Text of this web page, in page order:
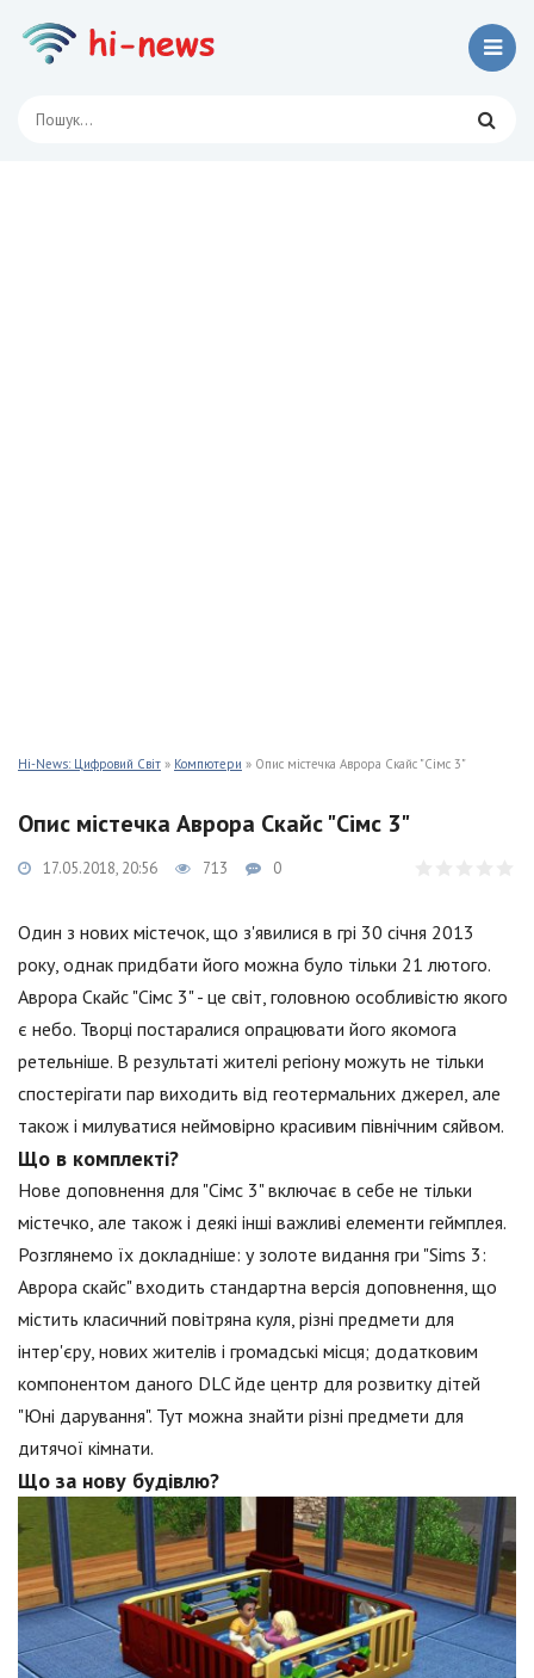
Hi-News: Цифровий Світ » Компютери » Опис містечка Аврора Скайс "Сімс 3"
Опис містечка Аврора Скайс "Сімс 3"
17.05.2018, 20:56 713 0
Один з нових містечок, що з'явилися в грі 30 січня 2013
року, однак придбати його можна було тільки 21 лютого.
Аврора Скайс "Сімс 3" - це світ, головною особливістю якого
є небо. Творці постаралися опрацювати його якомога
ретельніше. В результаті жителі регіону можуть не тільки
спостерігати пар виходить від геотермальних джерел, але
також і милуватися неймовірно красивим північним сяйвом.
Що в комплекті?
Нове доповнення для "Сімс 3" включає в себе не тільки
містечко, але також і деякі інші важливі елементи геймплея.
Розглянемо їх докладніше: у золоте видання гри "Sims 3:
Аврора скайс" входить стандартна версія доповнення, що
містить класичний повітряна куля, різні предмети для
інтер'єру, нових жителів і громадські місця; додатковим
компонентом даного DLC йде центр для розвитку дітей
"Юні дарування". Тут можна знайти різні предмети для
дитячої кімнати.
Що за нову будівлю?